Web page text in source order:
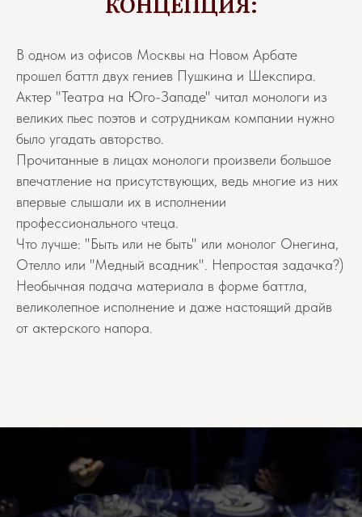
В одном из офисов Москвы на Новом Арбате
прошел баттл двух гениев Пушкина и Шекспира.
Актер "Театра на Юго-Западе" читал монологи из
великих пьес поэтов и сотрудникам компании нужно
было угадать авторство.
Прочитанные в лицах монологи произвели большое
впечатление на присутствующих, ведь многие из них
впервые слышали их в исполнении
профессионального чтеца.
Что лучше: "Быть или не быть" или монолог Онегина,
Отелло или "Медный всадник". Непростая задачка?)
Необычная подача материала в форме баттла,
великолепное исполнение и даже настоящий драйв
от актерского напора.